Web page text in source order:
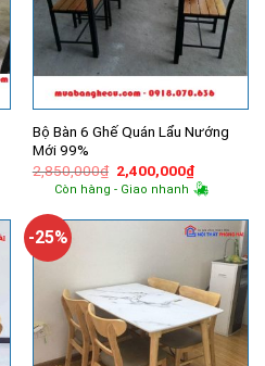
Bộ Bàn 6 Ghế Quán Lẩu Nướng
Mới 99%
2,850,000₫ Giá
gốc
là:
2,400,000₫Giá
hiện
tại
Còn hàng - Giao nhanh
-25%